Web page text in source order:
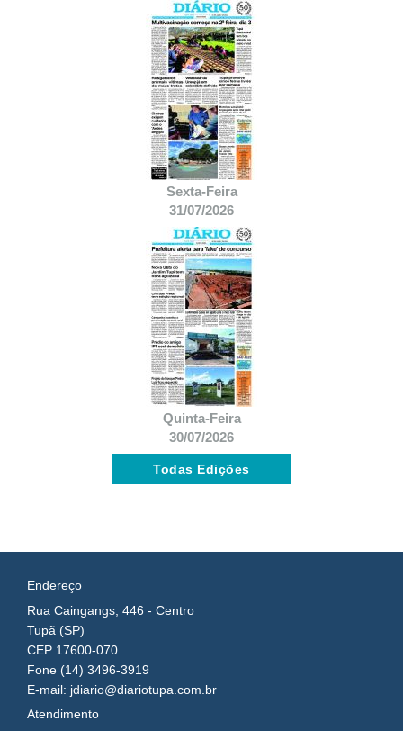
Sexta-Feira
31/07/2026
Quinta-Feira
30/07/2026
Todas Edições
Endereço
Rua Caingangs, 446 - Centro
Tupã (SP)
CEP 17600-070
Fone (14) 3496-3919
E-mail: jdiario@diariotupa.com.br
Atendimento